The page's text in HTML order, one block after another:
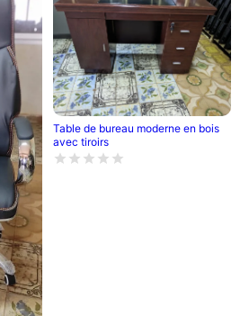
Table de bureau moderne en bois
avec tiroirs